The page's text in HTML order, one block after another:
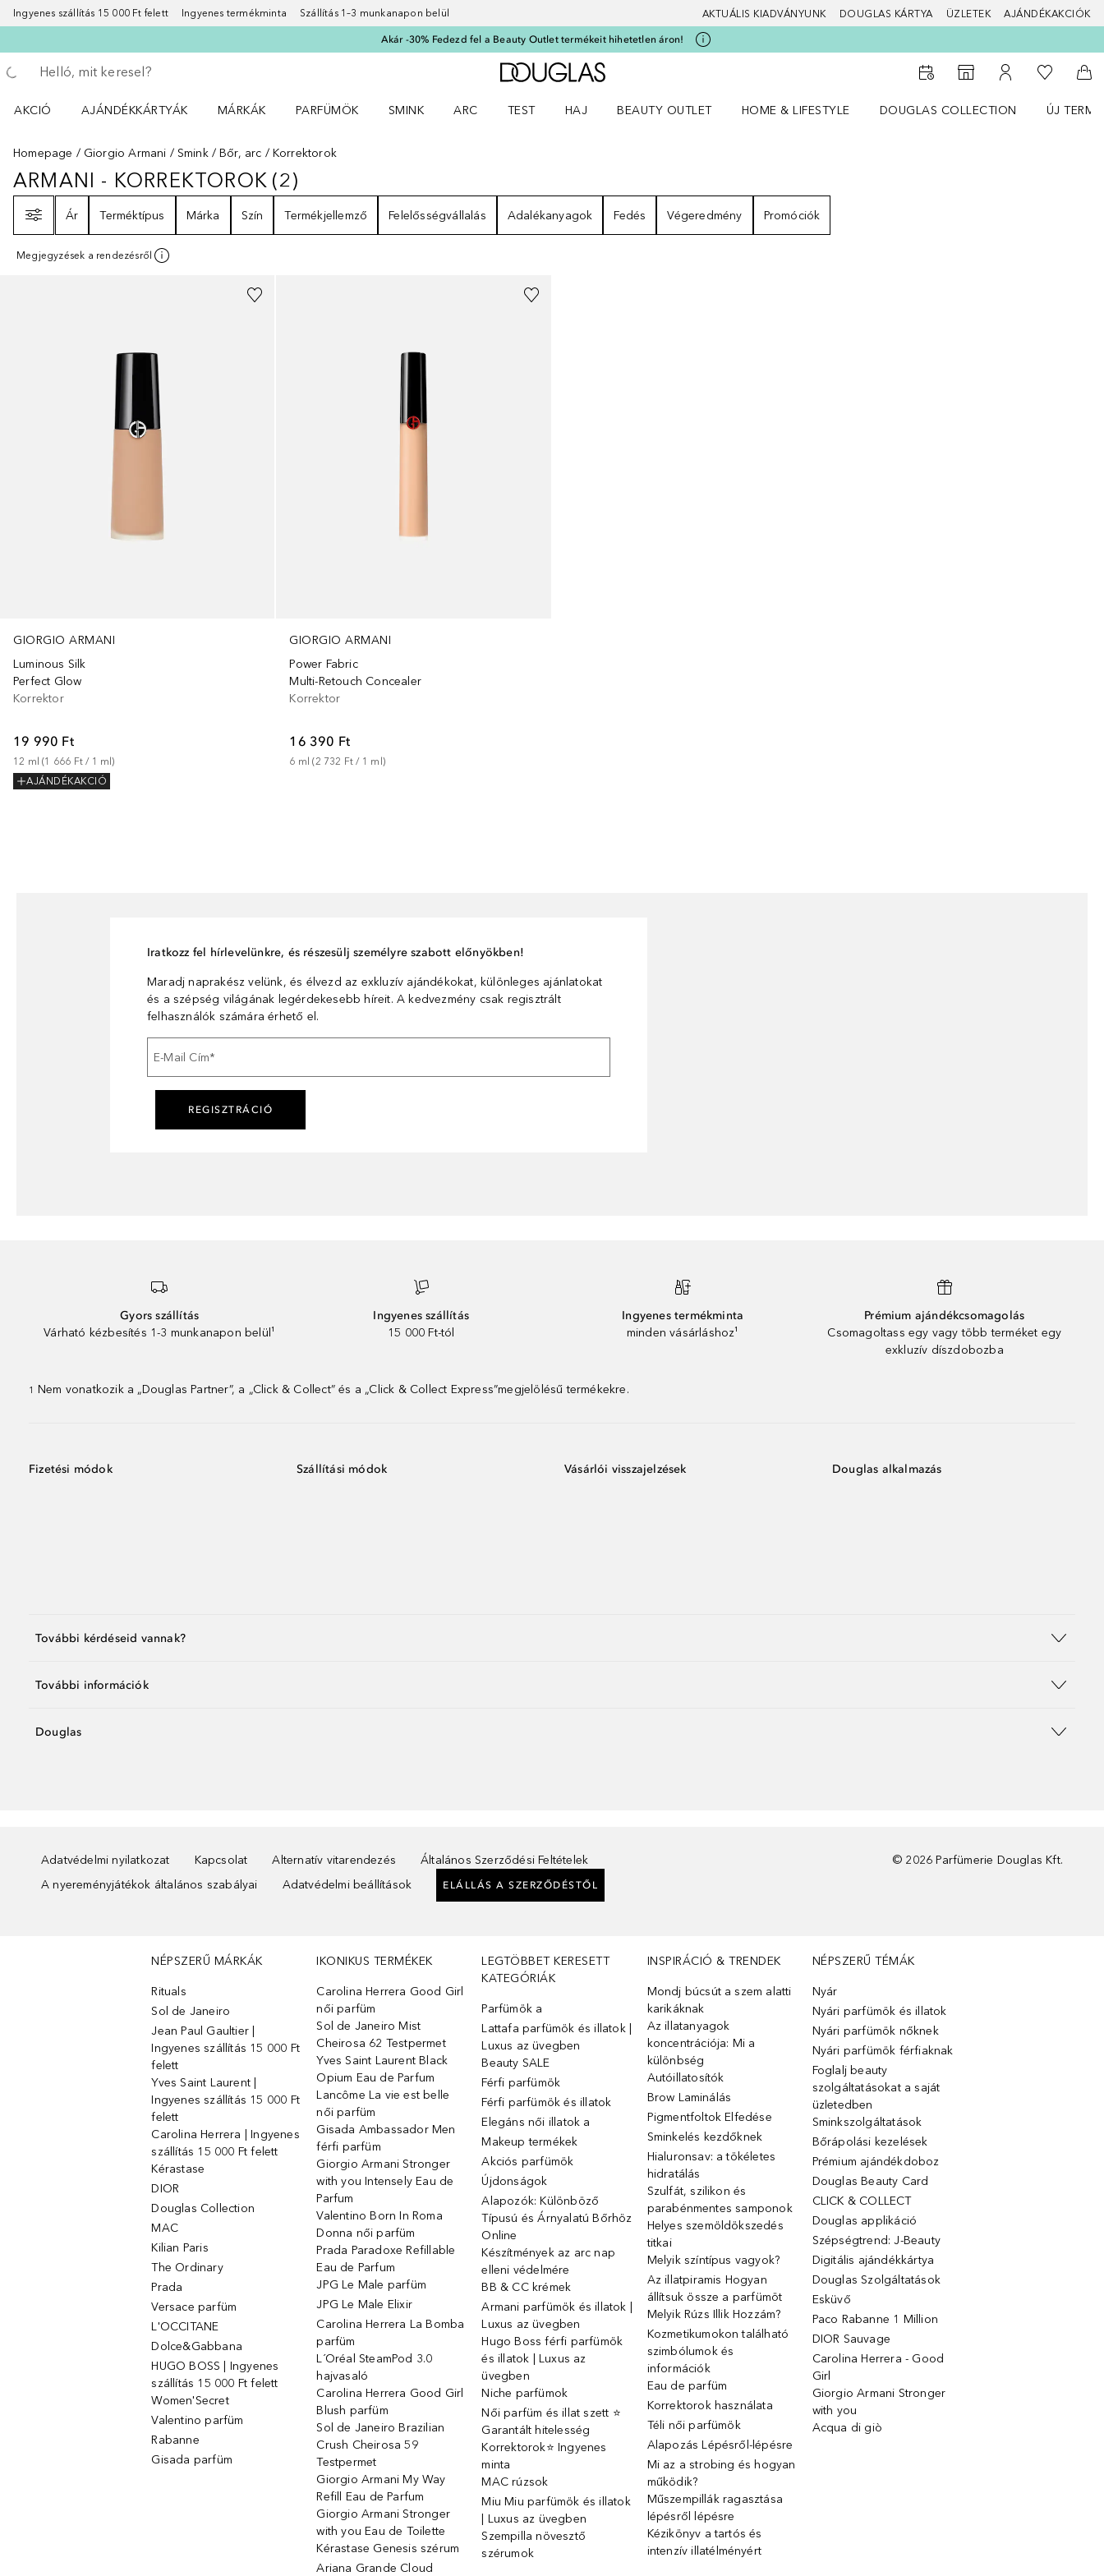
Ingyenes szállítás 15 000 Ft felett Ingyenes termékminta Szállítás 1–3 munkanapon belül AKTUÁLIS KIADVÁNYUNK DOUGLAS KÁRTYA ÜZLETEK AJÁNDÉKAKCIÓK
Akár -30% Fedezd fel a Beauty Outlet termékeit hihetetlen áron!
Menj vissza
Keresés végrehajtása
A Douglas Főoldalra
Az üzletkeresőhöz
A fiókomhoz
A
AKCIÓ
AJÁNDÉKKÁRTYÁK
MÁRKÁK
PARFÜMÖK
SMINK
ARC
TEST
HAJ
BEAUTY OUTLET
HOME & LIFESTYLE
DOUGLAS COLLECTION
ÚJ
Homepage
Giorgio Armani Smink Bőr, arc Korrektorok
ARMANI - KORREKTOROK2
ARMANI - KORREKTOROK (2)
Ár
Terméktípus Márka Szín Termékjellemző Felelősségvállalás Adalékanyagok Fedés Végeredmény Promóciók
Megjegyzések a rendezésről
GIORGIO ARMANI
Luminous Silk
Perfect Glow
Korrektor
19 990 Ft
12 ml (1 666 Ft / 1 ml)
AJÁNDÉKAKCIÓ
+11
GIORGIO ARMANI
Power Fabric
Multi-Retouch Concealer
Korrektor
16 390 Ft
6 ml (2 732 Ft / 1 ml)
Iratkozz fel hírlevelünkre, és részesülj személyre szabott előnyökben!
Maradj naprakész velünk, és élvezd az exkluzív ajándékokat, különleges ajánlatokat
és a szépség világának legérdekesebb híreit. A kedvezmény csak regisztrált
felhasználók számára érhető el.
E-Mail Cím*
REGISZTRÁCIÓ
Gyors szállítás
Várható kézbesítés 1-3 munkanapon belül¹
Ingyenes szállítás
15 000 Ft-tól
Ingyenes termékminta
minden vásárláshoz¹
Prémium ajándékcsomagolás
Csomagoltass egy vagy több terméket egy
exkluzív díszdobozba
1 Nem vonatkozik a „Douglas Partner”, a „Click & Collect” és a „Click & Collect Express”megjelölésű termékekre.
Fizetési módok Szállítási módok Vásárlói visszajelzések Douglas alkalmazás
További kérdéseid vannak?
További információk
Douglas
Adatvédelmi nyilatkozat Kapcsolat Alternatív vitarendezés
Általános Szerződési Feltételek
A nyereményjátékok általános szabályai
Adatvédelmi beállítások ELÁLLÁS A SZERZŐDÉSTŐL
© 2026 Parfümerie Douglas Kft.
NÉPSZERŰ MÁRKÁK
Rituals
Sol de Janeiro
Jean Paul Gaultier |
Ingyenes szállítás 15 000 Ft
felett
Yves Saint Laurent |
Ingyenes szállítás 15 000 Ft
felett
Carolina Herrera | Ingyenes
szállítás 15 000 Ft felett
Kérastase
DIOR
Douglas Collection
MAC
Kilian Paris
The Ordinary
Prada
Versace parfüm
L'OCCITANE
Dolce&Gabbana
HUGO BOSS | Ingyenes
szállítás 15 000 Ft felett
Women'Secret
Valentino parfüm
Rabanne
Gisada parfüm
IKONIKUS TERMÉKEK
Carolina Herrera Good Girl
női parfüm
Sol de Janeiro Mist
Cheirosa 62 Testpermet
Yves Saint Laurent Black
Opium Eau de Parfum
Lancôme La vie est belle
női parfüm
Gisada Ambassador Men
férfi parfüm
Giorgio Armani Stronger
with you Intensely Eau de
Parfum
Valentino Born In Roma
Donna női parfüm
Prada Paradoxe Refillable
Eau de Parfum
JPG Le Male parfüm
JPG Le Male Elixir
Carolina Herrera La Bomba
parfüm
L´Oréal SteamPod 3.0
hajvasaló
Carolina Herrera Good Girl
Blush parfüm
Sol de Janeiro Brazilian
Crush Cheirosa 59
Testpermet
Giorgio Armani My Way
Refill Eau de Parfum
Giorgio Armani Stronger
with you Eau de Toilette
Kérastase Genesis szérum
Ariana Grande Cloud
LEGTÖBBET KERESETT
KATEGÓRIÁK
Parfümök ️a
Lattafa parfümök és illatok |
Luxus az üvegben
Beauty SALE
Férfi parfümök
Férfi parfümök és illatok
Elegáns női illatok ️a
Makeup termékek
Akciós parfümök
Újdonságok
Alapozók: Különböző
Típusú és Árnyalatú Bőrhöz
Online
Készítmények az arc nap
elleni védelmére
BB & CC krémek
Armani parfümök és illatok |
Luxus az üvegben
Hugo Boss férfi parfümök
és illatok | Luxus az
üvegben
Niche parfümok
Női parfüm és illat szett ⭐
Garantált hitelesség
Korrektorok⭐ Ingyenes
minta
MAC rúzsok
Miu Miu parfümök és illatok
| Luxus az üvegben
Szempilla növesztő
szérumok
INSPIRÁCIÓ & TRENDEK
Mondj búcsút a szem alatti
karikáknak
Az illatanyagok
koncentrációja: Mi a
különbség
Autóillatosítók
Brow Laminálás
Pigmentfoltok Elfedése
Sminkelés kezdőknek
Hialuronsav: a tökéletes
hidratálás
Szulfát, szilikon és
parabénmentes samponok
Helyes szemöldökszedés
titkai
Melyik színtípus vagyok?
Az illatpiramis Hogyan
állítsuk össze a parfümöt
Melyik Rúzs Illik Hozzám?
Kozmetikumokon található
szimbólumok és
információk
Eau de parfüm
Korrektorok használata
Téli női parfümök
Alapozás Lépésről-lépésre
Mi az a strobing és hogyan
működik?
Műszempillák ragasztása
lépésről lépésre
Kézikönyv a tartós és
intenzív illatélményért
NÉPSZERŰ TÉMÁK
Nyár
Nyári parfümök és illatok
Nyári parfümök nőknek
Nyári parfümök férfiaknak
Foglalj beauty
szolgáltatásokat a saját
üzletedben
Sminkszolgáltatások
Bőrápolási kezelések
Prémium ajándékdoboz
Douglas Beauty Card
CLICK & COLLECT
Douglas applikáció
Szépségtrend: J-Beauty
Digitális ajándékkártya
Douglas Szolgáltatások
Esküvő
Paco Rabanne 1 Million
DIOR Sauvage
Carolina Herrera - Good
Girl
Giorgio Armani Stronger
with you
Acqua di giò